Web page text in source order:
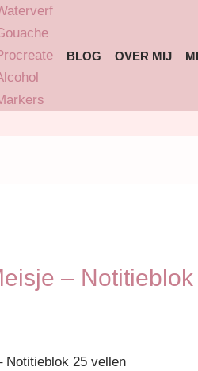
BLOG OVER MIJ
– Notitieblok
Notitieblok 25 vellen